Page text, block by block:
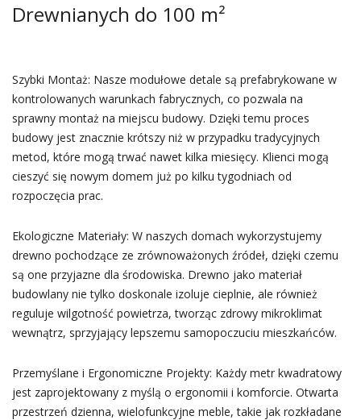
Drewnianych do 100 m²
Szybki Montaż: Nasze modułowe detale są prefabrykowane w
kontrolowanych warunkach fabrycznych, co pozwala na
sprawny montaż na miejscu budowy. Dzięki temu proces
budowy jest znacznie krótszy niż w przypadku tradycyjnych
metod, które mogą trwać nawet kilka miesięcy. Klienci mogą
cieszyć się nowym domem już po kilku tygodniach od
rozpoczęcia prac.
Ekologiczne Materiały: W naszych domach wykorzystujemy
drewno pochodzące ze zrównoważonych źródeł, dzięki czemu
są one przyjazne dla środowiska. Drewno jako materiał
budowlany nie tylko doskonale izoluje cieplnie, ale również
reguluje wilgotność powietrza, tworząc zdrowy mikroklimat
wewnątrz, sprzyjający lepszemu samopoczuciu mieszkańców.
Przemyślane i Ergonomiczne Projekty: Każdy metr kwadratowy
jest zaprojektowany z myślą o ergonomii i komforcie. Otwarta
przestrzeń dzienna, wielofunkcyjne meble, takie jak rozkładane